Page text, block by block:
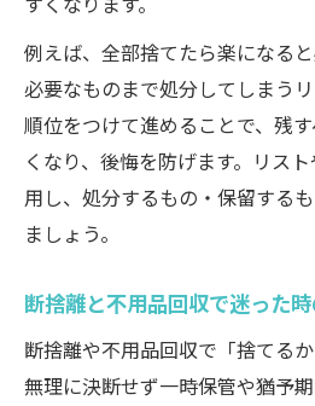
例えば、全部捨てたら楽になる
必要なものまで処分してしまう
順位をつけて進めることで、残
くなり、後悔を防げます。リス
用し、処分するもの・保留する
ましょう。
断捨離と不用品回収で迷った
断捨離や不用品回収で「捨てる
無理に決断せず一時保管や猶予